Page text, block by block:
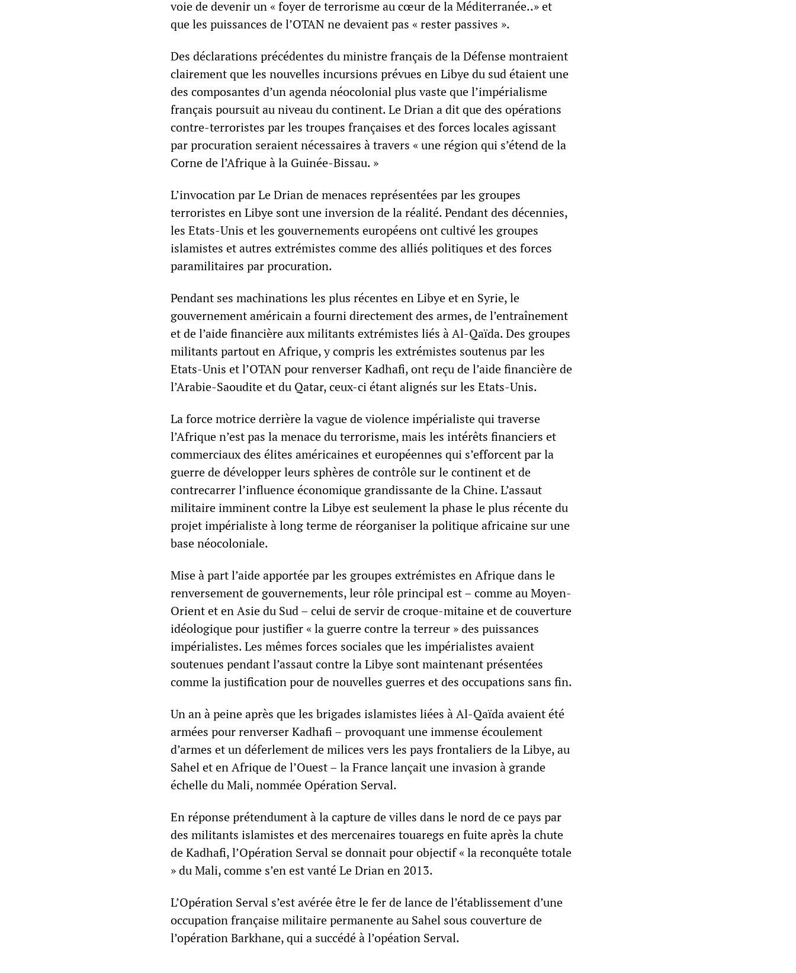
voie de devenir un « foyer de terrorisme au cœur de la Méditerranée..» et
que les puissances de l’OTAN ne devaient pas « rester passives ».
Des déclarations précédentes du ministre français de la Défense montraient
clairement que les nouvelles incursions prévues en Libye du sud étaient une
des composantes d’un agenda néocolonial plus vaste que l’impérialisme
français poursuit au niveau du continent. Le Drian a dit que des opérations
contre-terroristes par les troupes françaises et des forces locales agissant
par procuration seraient nécessaires à travers « une région qui s’étend de la
Corne de l’Afrique à la Guinée-Bissau. »
L’invocation par Le Drian de menaces représentées par les groupes
terroristes en Libye sont une inversion de la réalité. Pendant des décennies,
les Etats-Unis et les gouvernements européens ont cultivé les groupes
islamistes et autres extrémistes comme des alliés politiques et des forces
paramilitaires par procuration.
Pendant ses machinations les plus récentes en Libye et en Syrie, le
gouvernement américain a fourni directement des armes, de l’entraînement
et de l’aide financière aux militants extrémistes liés à Al-Qaïda. Des groupes
militants partout en Afrique, y compris les extrémistes soutenus par les
Etats-Unis et l’OTAN pour renverser Kadhafi, ont reçu de l’aide financière de
l’Arabie-Saoudite et du Qatar, ceux-ci étant alignés sur les Etats-Unis.
La force motrice derrière la vague de violence impérialiste qui traverse
l’Afrique n’est pas la menace du terrorisme, mais les intérêts financiers et
commerciaux des élites américaines et européennes qui s’efforcent par la
guerre de développer leurs sphères de contrôle sur le continent et de
contrecarrer l’influence économique grandissante de la Chine. L’assaut
militaire imminent contre la Libye est seulement la phase le plus récente du
projet impérialiste à long terme de réorganiser la politique africaine sur une
base néocoloniale.
Mise à part l’aide apportée par les groupes extrémistes en Afrique dans le
renversement de gouvernements, leur rôle principal est – comme au Moyen-
Orient et en Asie du Sud – celui de servir de croque-mitaine et de couverture
idéologique pour justifier « la guerre contre la terreur » des puissances
impérialistes. Les mêmes forces sociales que les impérialistes avaient
soutenues pendant l’assaut contre la Libye sont maintenant présentées
comme la justification pour de nouvelles guerres et des occupations sans fin.
Un an à peine après que les brigades islamistes liées à Al-Qaïda avaient été
armées pour renverser Kadhafi – provoquant une immense écoulement
d’armes et un déferlement de milices vers les pays frontaliers de la Libye, au
Sahel et en Afrique de l’Ouest – la France lançait une invasion à grande
échelle du Mali, nommée Opération Serval.
En réponse prétendument à la capture de villes dans le nord de ce pays par
des militants islamistes et des mercenaires touaregs en fuite après la chute
de Kadhafi, l’Opération Serval se donnait pour objectif « la reconquête totale
» du Mali, comme s’en est vanté Le Drian en 2013.
L’Opération Serval s’est avérée être le fer de lance de l’établissement d’une
occupation française militaire permanente au Sahel sous couverture de
l’opération Barkhane, qui a succédé à l’opéation Serval.